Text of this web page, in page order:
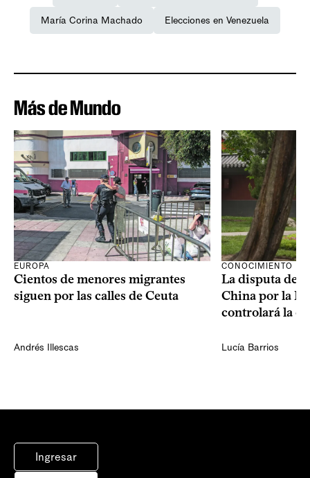
María Corina Machado Elecciones en Venezuela
Más de Mundo
EUROPA
Cientos de menores migrantes
siguen por las calles de Ceuta
Andrés Illescas
CONOCIMIENTO
La disputa de
China por la
controlará la
Lucía Barrios
Ingresar